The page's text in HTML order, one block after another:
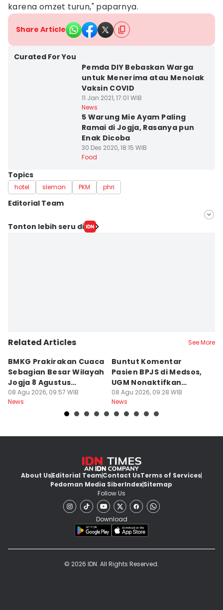
karena omzet turun," paparnya.
Share Article
Curated For You
Pemda DIY Bebaskan Warga
untuk Menerima atau Menolak
Vaksin COVID
11 Jan 2021, 17:01 WIB
News
5 Warung Mie Ayam Paling
Ramai di Jogja, Rasanya pun
Enak Dicoba
30 Des 2020, 18:15 WIB
Food
Topics
hotel sleman PKM phri
Editorial Team
Editor
Tonton lebih seru di
Related Articles See More
BMKG Prakirakan Cuaca
Sebagian Besar Wilayah
Jogja 8 Agustus
Berawan
08 Agu 2026, 09:57 WIB
News
Buntut Komentar
Pasien BPJS di Medsos,
UGM Nonaktifkan
Dokter PPDS
08 Agu 2026, 09:28 WIB
News
About UsEditorial TeamContact UsTerms of Services
Pedoman Media SiberIndexSitemap
Follow Us
Download
© 2026 IDN. All Rights Reserved.